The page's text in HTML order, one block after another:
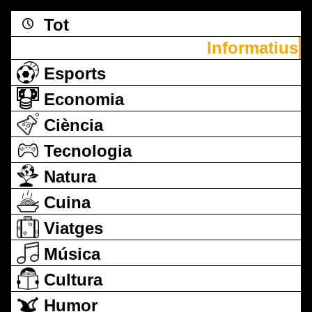
Tot
Informatius
Esports
Economia
Ciència
Tecnologia
Natura
Cuina
Viatges
Música
Cultura
Humor